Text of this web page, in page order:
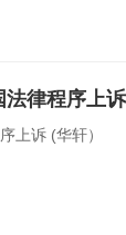
律程序上诉
上诉 (华轩）